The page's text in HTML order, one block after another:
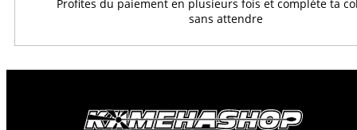
Profites du paiement en plusieurs fois et complète ta
sans attendre